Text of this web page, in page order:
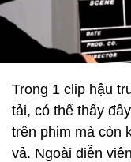
Trong 1 clip hậu
tải, có thể thấy
trên phim mà còn
vả. Ngoài diễn